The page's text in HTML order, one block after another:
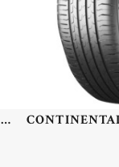
PIRELLI - 255/35 WR21 TL 98W PI WSZERO3 (T0)XL NCS ELT - 2553521 - CBB